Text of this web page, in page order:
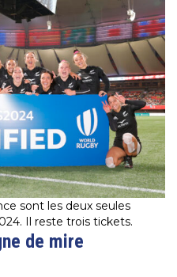
sont les deux seules
Il reste trois tickets.
de mire